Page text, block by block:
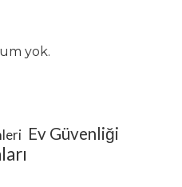
yok.
Ev Güvenliği